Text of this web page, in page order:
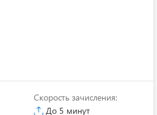
Скорость зачисления:
До 5 минут